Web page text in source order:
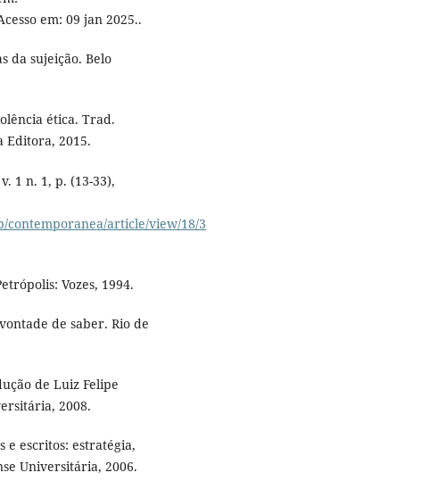
em: 09 jan 2025..
da sujeição. Belo
ética. Trad.
Editora, 2015.
1 n. 1, p. (13-33),
article/view/18/3
Vozes, 1994.
de saber. Rio de
de Luiz Felipe
2008.
e escritos: estratégia,
Universitária, 2006.